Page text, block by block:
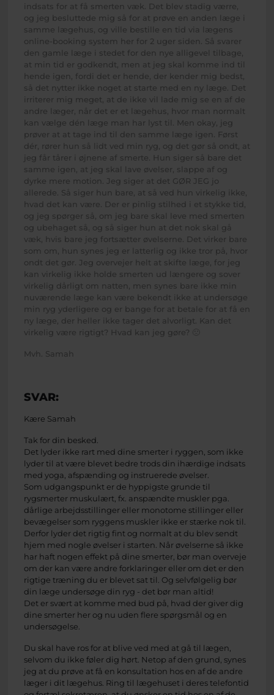
indsats for at få smerten væk. Det blev stadig værre,
og jeg besluttede mig så for at prøve en anden læge i
samme lægehus, og ville bestille en tid via lægens
online-booking system her for 2 uger siden. Så svarer
den gamle læge i stedet for den nye alligevel tilbage,
at min tid er godkendt, men at jeg skal komme ind til
hende igen, fordi det er hende, der kender mig bedst,
så det nytter ikke noget at starte med en ny læge. Det
irriterer mig meget, at de ikke vil lade mig se en af de
andre læger, når det er et lægehus, hvor man normalt
kan vælge dén læge man har lyst til. Men okay, jeg
prøver at at tage ind til den samme læge igen. Først
dér, rører hun så lidt ved min ryg, og det gør så ondt, at
jeg får tårer i øjnene af smerte. Hun siger så bare det
samme igen, at jeg skal lave øvelser, slappe af og
dyrke mere motion. Jeg siger at det GØR JEG jo
allerede. Så siger hun bare, at så ved hun virkelig ikke,
hvad det kan være. Der er pinlig stilhed i et stykke tid,
og jeg spørger så, om jeg bare skal leve med smerten
og ubehaget så, og så siger hun at det nok skal gå
væk, hvis bare jeg fortsætter øvelserne. Det virker bare
som om, hun synes jeg er latterlig og ikke tror på, hvor
ondt det gør. Jeg overvejer helt at skifte læge, for jeg
kan virkelig ikke holde smerten ud længere og sover
virkelig dårligt om natten, men synes bare ikke min
nuværende læge kan være bekendt ikke at undersøge
min ryg yderligere og er bange for at betale for at få en
ny læge, der heller ikke tager det alvorligt. Kan det
virkelig være rigtigt? Hvad kan jeg gøre? 🙁
Mvh. Samah
SVAR:
Kære Samah
Tak for din besked.
Det lyder ikke rart med dine smerter i ryggen, som ikke
lyder til at være blevet bedre trods din ihærdige indsats
med yoga, afspænding og instruerede øvelser.
Som udgangspunkt er de hyppigste grunde til
rygsmerter muskulært, fx. anspændte muskler pga.
dårlige arbejdsstillinger eller monotome stillinger eller
bevægelser som ryggens muskler ikke er stærke nok til.
Derfor lyder det rigtig fint og normalt at du blev sendt
hjem med nogle øvelser i starten. Når øvelserne så ikke
har haft nogen effekt på dine smerter, bør man overveje
om der kan være andre forklaringer eller om det er den
rigtige træning du er blevet sat til. Og selvfølgelig bør
din læge undersøge din ryg - det bør man altid!
Det er svært at komme med bud på, hvad der giver dig
dine smerter her og nu uden flere spørgsmål og en
undersøgelse.
Du skal have ros for at blive ved med at gå til lægen,
selvom du ikke føler dig hørt. Netop af den grund, synes
jeg at du prøve at få en konsultation hos en af de andre
læger i dit lægehus. Ring til lægehuset i deres telefontid